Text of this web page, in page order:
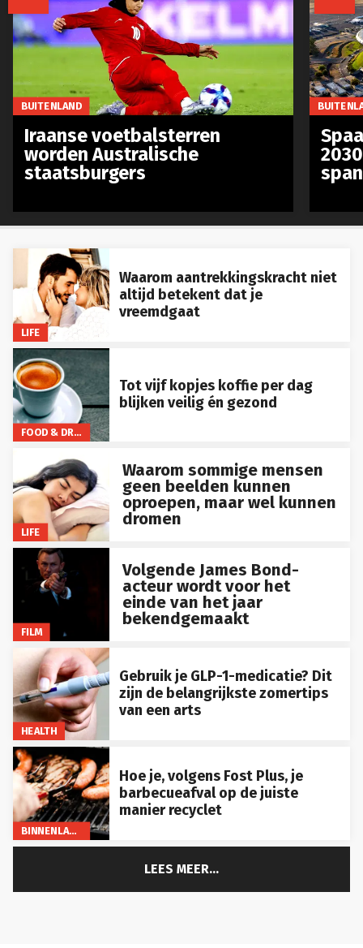
LIFE
Waarom aantrekkingskracht niet
altijd betekent dat je
vreemdgaat
FOOD & DRINKS
Tot vijf kopjes koffie per dag
blijken veilig én gezond
LIFE
Waarom sommige mensen
geen beelden kunnen
oproepen, maar wel kunnen
dromen
FILM
Volgende James Bond-
acteur wordt voor het
einde van het jaar
bekendgemaakt
HEALTH
Gebruik je GLP-1-medicatie? Dit
zijn de belangrijkste zomertips
van een arts
BINNENLAND
Hoe je, volgens Fost Plus, je
barbecueafval op de juiste
manier recyclet
BUITENLAND
Iraanse voetbalsterren
worden Australische
staatsburgers
LEES MEER...